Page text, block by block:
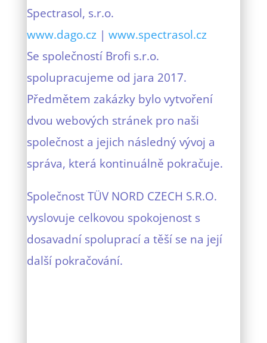
Spectrasol, s.r.o.
www.dago.cz| www.spectrasol.cz
Se společností Brofi s.r.o.
spolupracujeme od jara 2017.
Předmětem zakázky bylo vytvoření
dvou webových stránek pro naši
společnost a jejich následný vývoj a
správa, která kontinuálně pokračuje.
Společnost TÜV NORD CZECH S.R.O.
vyslovuje celkovou spokojenost s
dosavadní spoluprací a těší se na její
další pokračování.